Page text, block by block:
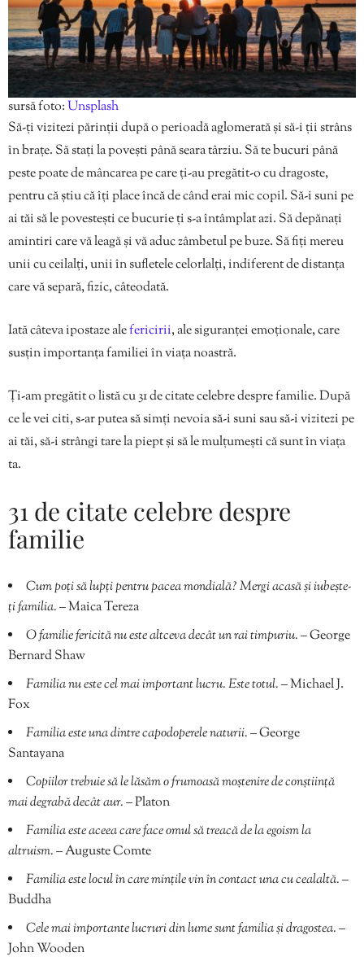
sursă foto:Unsplash
Să-ți vizitezi părinții după o perioadă aglomerată și să-i ții strâns
în brațe. Să stați la povești până seara târziu. Să te bucuri până
peste poate de mâncarea pe care ți-au pregătit-o cu dragoste,
pentru că știu că îți place încă de când erai mic copil. Să-i suni pe
ai tăi să le povestești ce bucurie ți s-a întâmplat azi. Să depănați
amintiri care vă leagă și vă aduc zâmbetul pe buze. Să fiți mereu
unii cu ceilalți, unii în sufletele celorlalți, indiferent de distanța
care vă separă, fizic, câteodată.
Iată câteva ipostaze alefericirii, ale siguranței emoționale, care
susțin importanța familiei în viața noastră.
Ți-am pregătit o listă cu 31 de citate celebre despre familie. După
ce le vei citi, s-ar putea să simți nevoia să-i suni sau să-i vizitezi pe
ai tăi, să-i strângi tare la piept și să le mulțumești că sunt în viața
ta.
31 de citate celebre despre
familie
Cum poți să lupți pentru pacea mondială? Mergi acasă și iubește-
ți familia.– Maica Tereza
O familie fericită nu este altceva decât un rai timpuriu.– George
Bernard Shaw
Familia nu este cel mai important lucru. Este totul.– Michael J.
Fox
Familia este una dintre capodoperele naturii.– George
Santayana
Copiilor trebuie să le lăsăm o frumoasă moștenire de conștiință
mai degrabă decât aur.– Platon
Familia este aceea care face omul să treacă de la egoism la
altruism.– Auguste Comte
Familia este locul în care mințile vin în contact una cu cealaltă.–
Buddha
Cele mai importante lucruri din lume sunt familia și dragostea.–
John Wooden